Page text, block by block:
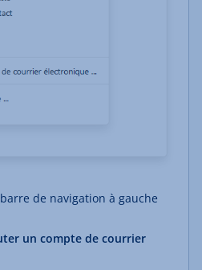
de navigation à gauche
un compte de courrier